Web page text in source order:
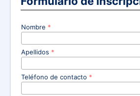
Nombre *
Apellidos *
Teléfono de contacto *